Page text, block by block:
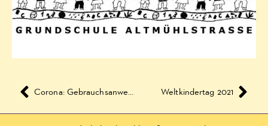
Weltkindertag 2021